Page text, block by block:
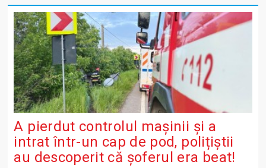
A pierdut controlul mașinii și a
intrat într-un cap de pod, polițiștii
au descoperit că șoferul era beat!